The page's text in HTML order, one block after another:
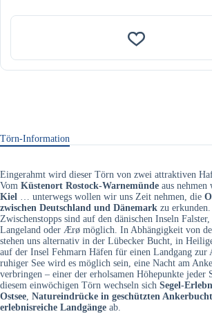
Törn-Information
Eingerahmt wird dieser Törn von zwei attraktiven
Vom Küstenort Rostock-Warnemünde aus
Kiel … unterwegs wollen wir uns Zeit nehmen, die
zwischen Deutschland und Dänemark zu
Zwischenstopps sind auf den dänischen Inseln
Langeland oder Ærø möglich. In Abhängigkeit von
stehen uns alternativ in der Lübecker Bucht, in
auf der Insel Fehmarn Häfen für einen Landgang zur
ruhiger See wird es möglich sein, eine Nacht am
verbringen – einer der erholsamen Höhepunkte jeder
diesem einwöchigen Törn wechseln sich Segel-
Ostsee, Natureindrücke in geschützten
erlebnisreiche Landgänge ab.